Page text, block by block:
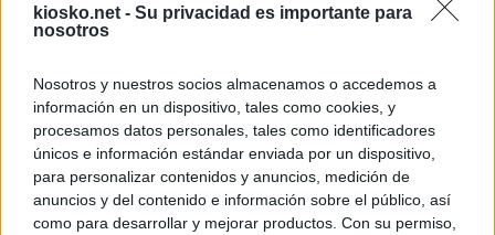
kiosko.net - Su privacidad es importante para
nosotros
Nosotros y nuestros socios almacenamos o accedemos a
información en un dispositivo, tales como cookies, y
procesamos datos personales, tales como identificadores
únicos e información estándar enviada por un dispositivo,
para personalizar contenidos y anuncios, medición de
anuncios y del contenido e información sobre el público, así
como para desarrollar y mejorar productos. Con su permiso,